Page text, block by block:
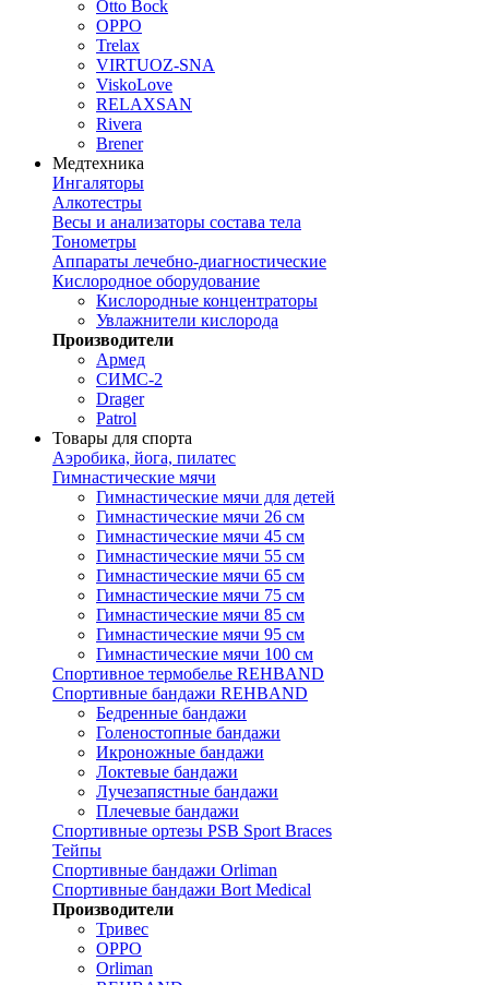
Otto Bock
OPPO
Trelax
VIRTUOZ-SNA
ViskoLove
RELAXSAN
Rivera
Brener
Медтехника
Ингаляторы
Алкотестры
Весы и анализаторы состава тела
Тонометры
Аппараты лечебно-диагностические
Кислородное оборудование
Кислородные концентраторы
Увлажнители кислорода
Производители
Армед
СИМС-2
Drager
Patrol
Товары для спорта
Аэробика, йога, пилатес
Гимнастические мячи
Гимнастические мячи для детей
Гимнастические мячи 26 см
Гимнастические мячи 45 см
Гимнастические мячи 55 см
Гимнастические мячи 65 см
Гимнастические мячи 75 см
Гимнастические мячи 85 см
Гимнастические мячи 95 см
Гимнастические мячи 100 см
Спортивное термобелье REHBAND
Спортивные бандажи REHBAND
Бедренные бандажи
Голеностопные бандажи
Икроножные бандажи
Локтевые бандажи
Лучезапястные бандажи
Плечевые бандажи
Спортивные ортезы PSB Sport Braces
Тейпы
Спортивные бандажи Orliman
Спортивные бандажи Bort Medical
Производители
Тривес
OPPO
Orliman